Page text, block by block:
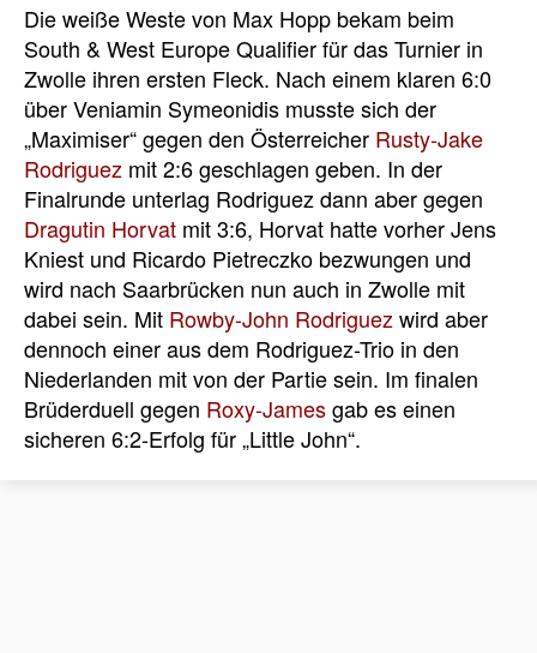
Die weiße Weste von Max Hopp bekam beim
South & West Europe Qualifier für das Turnier in
Zwolle ihren ersten Fleck. Nach einem klaren 6:0
über Veniamin Symeonidis musste sich der
„Maximiser“ gegen den Österreicher Rusty-Jake
Rodriguez mit 2:6 geschlagen geben. In der
Finalrunde unterlag Rodriguez dann aber gegen
Dragutin Horvat mit 3:6, Horvat hatte vorher Jens
Kniest und Ricardo Pietreczko bezwungen und
wird nach Saarbrücken nun auch in Zwolle mit
dabei sein. Mit Rowby-John Rodriguez wird aber
dennoch einer aus dem Rodriguez-Trio in den
Niederlanden mit von der Partie sein. Im finalen
Brüderduell gegen Roxy-Jamesgab es einen
sicheren 6:2-Erfolg für „Little John“.